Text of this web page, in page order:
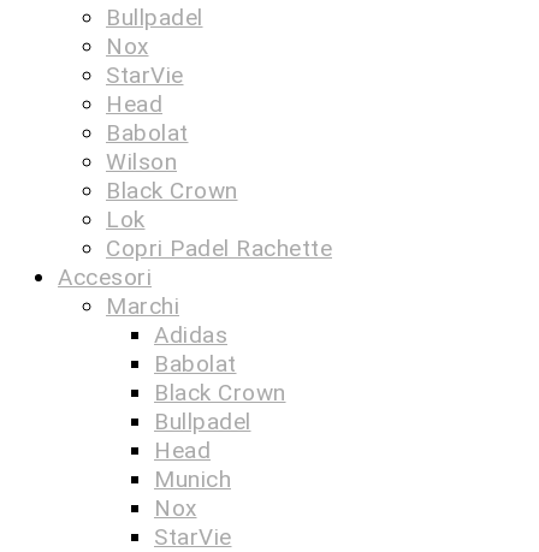
Bullpadel
Nox
StarVie
Head
Babolat
Wilson
Black Crown
Lok
Copri Padel Rachette
Accesori
Marchi
Adidas
Babolat
Black Crown
Bullpadel
Head
Munich
Nox
StarVie